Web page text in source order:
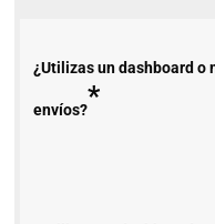
¿Utilizas un dashboard
envíos?*